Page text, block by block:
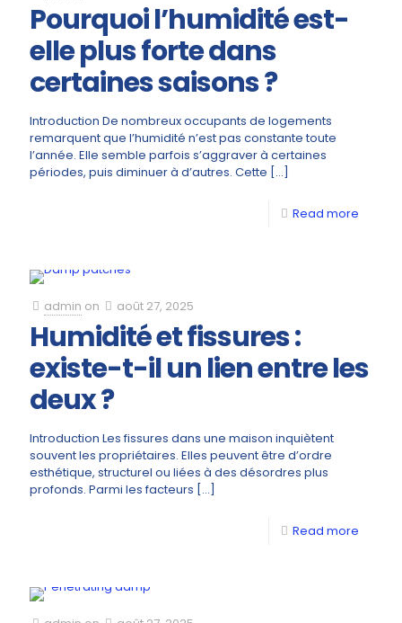
Pourquoi l’humidité est-
elle plus forte dans
certaines saisons ?
Introduction De nombreux occupants de logements
remarquent que l’humidité n’est pas constante toute
l’année. Elle semble parfois s’aggraver à certaines
périodes, puis diminuer à d’autres. Cette […]
Read more
admin on août 27, 2025
Humidité et fissures :
existe-t-il un lien entre les
deux ?
Introduction Les fissures dans une maison inquiètent
souvent les propriétaires. Elles peuvent être d’ordre
esthétique, structurel ou liées à des désordres plus
profonds. Parmi les facteurs […]
Read more